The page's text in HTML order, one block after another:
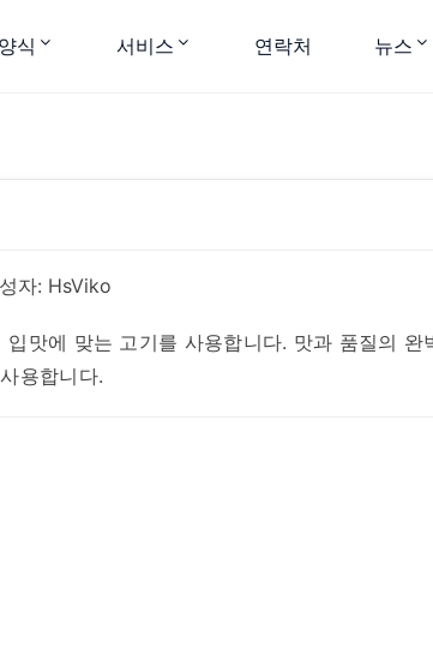
식 서비스 연락처 뉴스
자: HsViko
맛에 맞는 고기를 사용합니다. 맛과 품질의 완
용합니다.